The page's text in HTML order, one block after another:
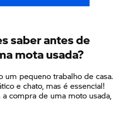
saber antes de
mota usada?
um pequeno trabalho de casa.
e chato, mas é essencial!
compra de uma moto usada,